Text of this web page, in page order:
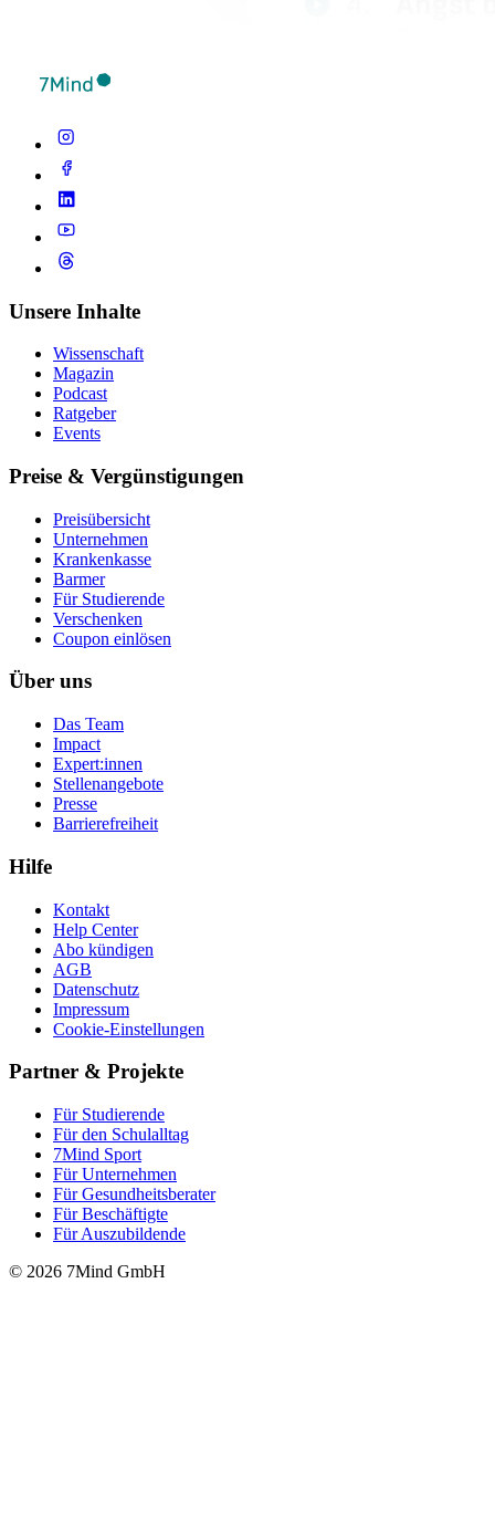
Unsere Inhalte
Wissenschaft
Magazin
Podcast
Ratgeber
Events
Preise & Vergünstigungen
Preisübersicht
Unternehmen
Krankenkasse
Barmer
Für Studierende
Ver­schen­ken
Coupon einlösen
Über uns
Das Team
Impact
Expert:innen
Stellenangebote
Presse
Barrierefreiheit
Hilfe
Kontakt
Help Center
Abo kündigen
AGB
Datenschutz
Impressum
Cookie-Einstellungen
Partner & Projekte
Für Stu­die­rende
Für den Schulalltag
7Mind Sport
Für Unter­neh­men
Für Gesund­heits­be­ra­ter
Für Beschäftigte
Für Auszubildende
© 2026 7Mind GmbH